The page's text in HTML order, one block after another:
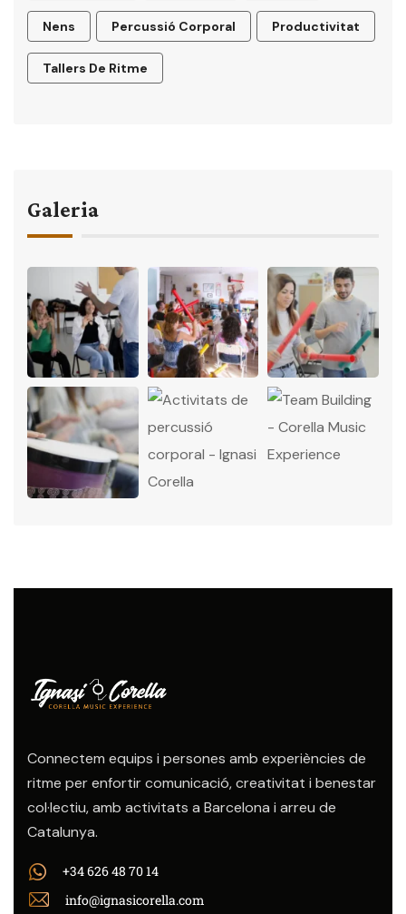
Nens Percussió Corporal Productivitat
Tallers De Ritme
Galeria
Connectem equips i persones amb experiències de
ritme per enfortir comunicació, creativitat i benestar
col·lectiu, amb activitats a Barcelona i arreu de
Catalunya.
+34 626 48 70 14
info@ignasicorella.com